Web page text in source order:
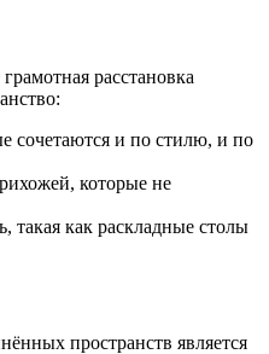
расстановка
сочетаются и по стилю, и по
которые не
такая как раскладные столы
пространств является